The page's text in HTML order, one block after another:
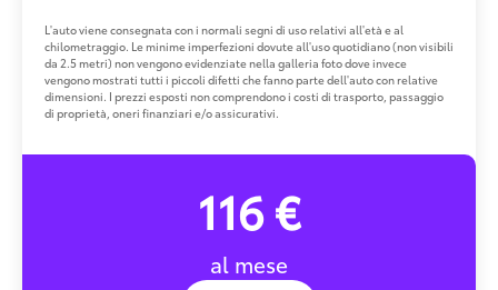
L'auto viene consegnata con i normali segni di uso relativi all'età e al
chilometraggio. Le minime imperfezioni dovute all'uso quotidiano (non visibili
da 2.5 metri) non vengono evidenziate nella galleria foto dove invece
vengono mostrati tutti i piccoli difetti che fanno parte dell'auto con relative
dimensioni. I prezzi esposti non comprendono i costi di trasporto, passaggio
di proprietà, oneri finanziari e/o assicurativi.
116 €
al mese